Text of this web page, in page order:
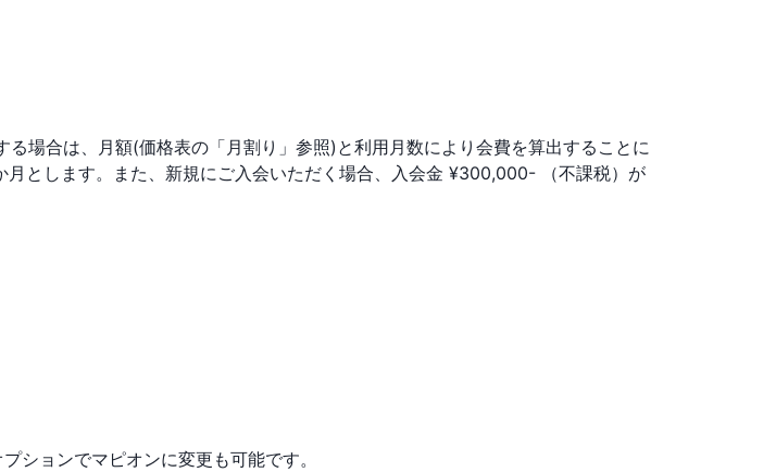
場合は、月額(価格表の「月割り」参照)と利用月数により会費を算出することに
とします。また、新規にご入会いただく場合、入会金 ¥300,000- （不課税）が
ョンでマピオンに変更も可能です。